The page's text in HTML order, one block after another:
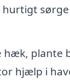
hæk, plante
hjælp i